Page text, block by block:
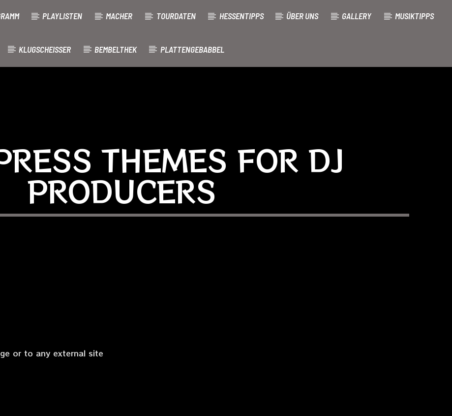
PLAYLISTEN MACHER TOURDATEN HESSENTIPPS ÜBER UNS GALLERY MUSIKTIPPS
KLUGSCHEISSER BEMBELTHEK PLATTENGEBABBEL
THEMES FOR DJ
PRODUCERS
or to any external site